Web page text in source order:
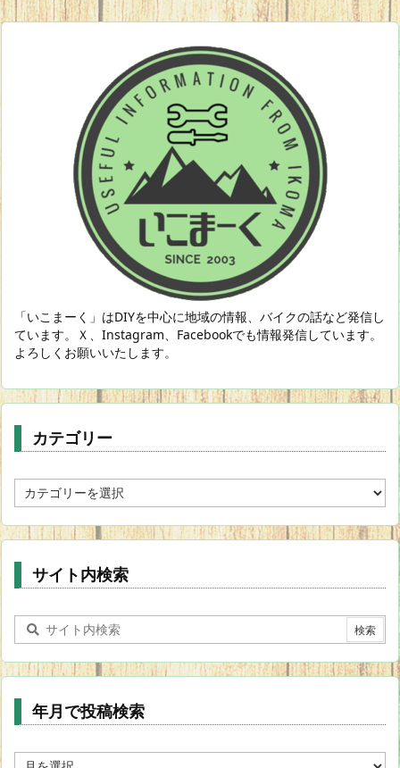
「いこまーく」はDIYを中心に地域の情報、バイクの話など発信し
ています。Ｘ、Instagram、Facebookでも情報発信しています。
よろしくお願いいたします。
カテゴリー
テ
ゴ
リ
ー
サイト内検索
年月で投稿検索